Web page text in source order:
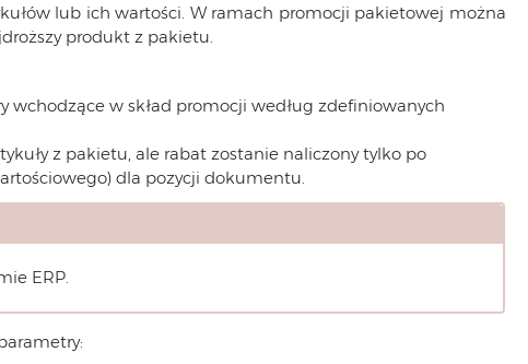
lub ich wartości. W ramach promocji pakietowej można
produkt z pakietu.
wchodzące w skład promocji według zdefiniowanych
z pakietu, ale rabat zostanie naliczony tylko po
dla pozycji dokumentu.
ERP.